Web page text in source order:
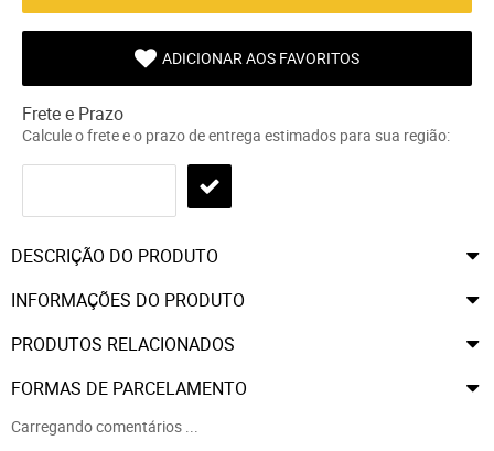
ADICIONAR AOS FAVORITOS
Frete e Prazo
Calcule o frete e o prazo de entrega estimados para sua região:
DESCRIÇÃO DO PRODUTO
INFORMAÇÕES DO PRODUTO
PRODUTOS RELACIONADOS
FORMAS DE PARCELAMENTO
Carregando comentários ...